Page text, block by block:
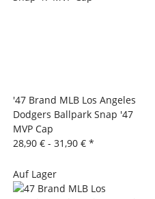
'47 Brand MLB Los Angeles
Dodgers Ballpark Snap '47
MVP Cap
28,90 € - 31,90 € *
Auf Lager